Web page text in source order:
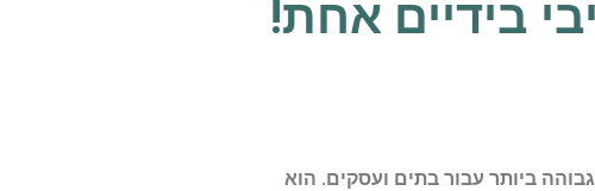
בידיים אחת!
ביותר עבור בתים ועסקים. הוא